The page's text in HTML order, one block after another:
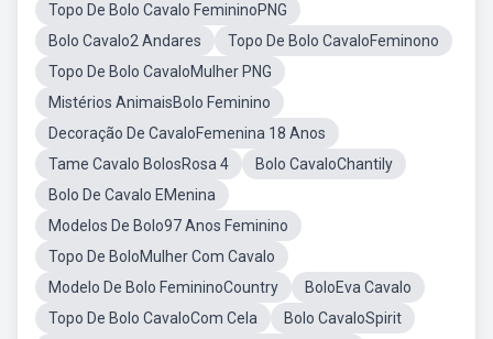
Topo De Bolo Cavalo FemininoPNG
Bolo Cavalo2 Andares
Topo De Bolo CavaloFeminono
Topo De Bolo CavaloMulher PNG
Mistérios AnimaisBolo Feminino
Decoração De CavaloFemenina 18 Anos
Tame Cavalo BolosRosa 4
Bolo CavaloChantily
Bolo De Cavalo EMenina
Modelos De Bolo97 Anos Feminino
Topo De BoloMulher Com Cavalo
Modelo De Bolo FemininoCountry
BoloEva Cavalo
Topo De Bolo CavaloCom Cela
Bolo CavaloSpirit